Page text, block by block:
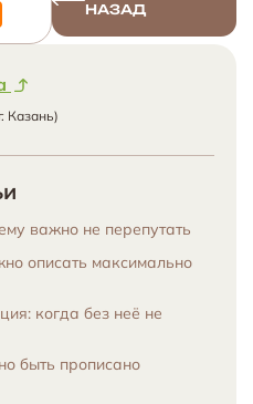
НАЗАД
Казань)
важно не перепутать
описать максимально
когда без неё не
быть прописано